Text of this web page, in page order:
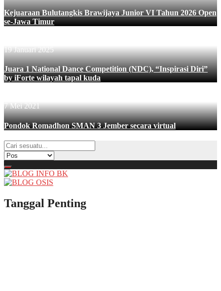
Kejuaraan Bulutangkis Brawijaya Junior VI Tahun 2026 Open
se-Jawa Timur
19 Januari 2025
Juara 1 National Dance Competition (NDC), “Inspirasi Diri”
by iForte wilayah tapal kuda
7 Mei 2021
Pondok Romadhon SMAN 3 Jember secara virtual
Tanggal Penting